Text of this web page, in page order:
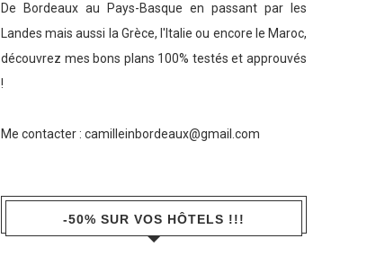
De Bordeaux au Pays-Basque en passant par les
Landes mais aussi la Grèce, l'Italie ou encore le Maroc,
découvrez mes bons plans 100% testés et approuvés
!
Me contacter : camilleinbordeaux@gmail.com
-50% SUR VOS HÔTELS !!!